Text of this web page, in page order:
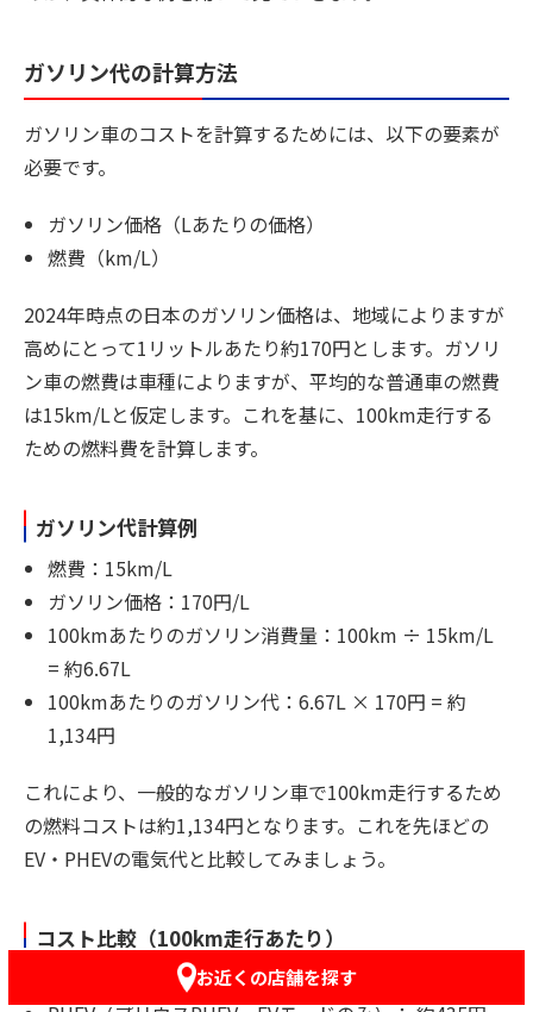
ガソリン代の計算方法
ガソリン車のコストを計算するためには、以下の要素が
必要です。
ガソリン価格（Lあたりの価格）
燃費（km/L）
2024年時点の日本のガソリン価格は、地域によりますが
高めにとって1リットルあたり約170円とします。ガソリ
ン車の燃費は車種によりますが、平均的な普通車の燃費
は15km/Lと仮定します。これを基に、100km走行する
ための燃料費を計算します。
ガソリン代計算例
燃費：15km/L
ガソリン価格：170円/L
100kmあたりのガソリン消費量：100km ÷ 15km/L
= 約6.67L
100kmあたりのガソリン代：6.67L × 170円 = 約
1,134円
これにより、一般的なガソリン車で100km走行するため
の燃料コストは約1,134円となります。これを先ほどの
EV・PHEVの電気代と比較してみましょう。
コスト比較（100km走行あたり）
EV（日産リーフ）： 約400円
お近くの店舗を探す